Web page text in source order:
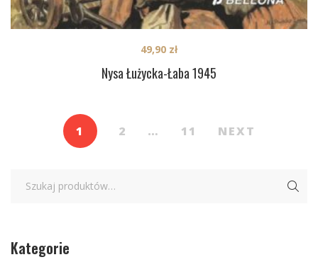
Nysa Łużycka-Łaba 1945
49,90 zł
1 2 … 11 NEXT
Kategorie